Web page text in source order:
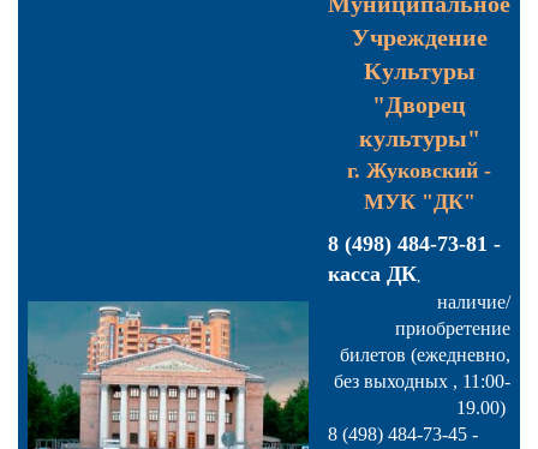
Учреждение
Культуры
"Дворец
культуры"
г. Жуковский -
МУК "ДК"
8 (498) 484-73-81 -
касса ДК,
наличие/
приобретение
билетов (ежедневно,
без выходных , 11:00-
19.00)
8 (498) 484-73-45 -